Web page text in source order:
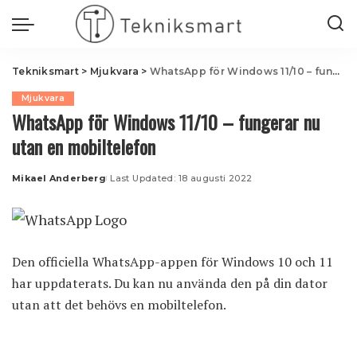
Tekniksmart> Mjukvara > WhatsApp för Windows 11/10 – fungerar nu utan en mobiltelefon
Mjukvara
WhatsApp för Windows 11/10 – fungerar nu
utan en mobiltelefon
Posted
Mikael Anderberg Last Updated: 18 augusti 2022
Den officiella WhatsApp-appen för Windows 10 och 11
har uppdaterats. Du kan nu använda den på din dator
utan att det behövs en mobiltelefon.